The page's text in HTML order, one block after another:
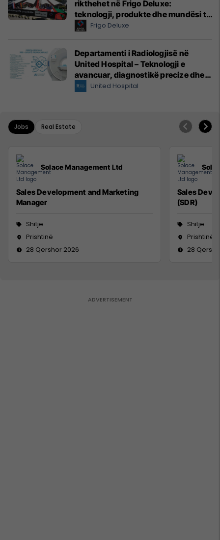
rikthehet në Frigo Deluxe:
teknologji, produkte dhe mundësi të
reja për hoteleri dhe gastronomi
Frigo Deluxe
Departamenti i Radiologjisë në
United Hospital – Teknologji e
avancuar, diagnostikë precize dhe
kujdes profesional
United Hospital
Jobs Real Estate
Solace Management Ltd
Sales Development and Marketing
Manager
Shitje
Prishtinë
28 Qershor 2026
Sales
(SDR)
Shitje
Prishtinë
28